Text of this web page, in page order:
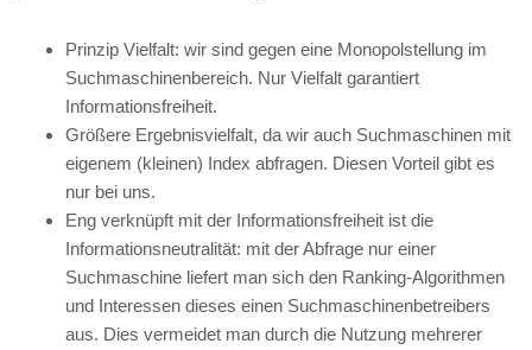
Prinzip Vielfalt: wir sind gegen eine Monopolstellung im
Suchmaschinenbereich. Nur Vielfalt garantiert
Informationsfreiheit.
Größere Ergebnisvielfalt, da wir auch Suchmaschinen mit
eigenem (kleinen) Index abfragen. Diesen Vorteil gibt es
nur bei uns.
Eng verknüpft mit der Informationsfreiheit ist die
Informationsneutralität: mit der Abfrage nur einer
Suchmaschine liefert man sich den Ranking-Algorithmen
und Interessen dieses einen Suchmaschinenbetreibers
aus. Dies vermeidet man durch die Nutzung mehrerer